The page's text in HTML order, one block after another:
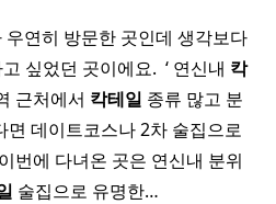
연히 방문한 곳인데 생각보다
싶었던 곳이에요. ​ ‘ 연신내 칵
근처에서 칵테일 종류 많고 분
면 데이트코스나 2차 술집으로
번에 다녀온 곳은 연신내 분위
술집으로 유명한…